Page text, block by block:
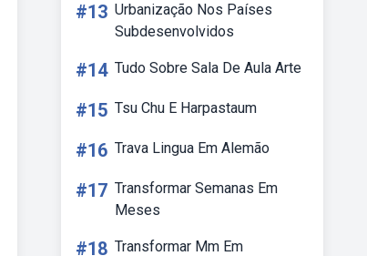
#13 Urbanização Nos Países
Subdesenvolvidos
#14 Tudo Sobre Sala De Aula Arte
#15 Tsu Chu E Harpastaum
#16 Trava Lingua Em Alemão
#17 Transformar Semanas Em
Meses
#18 Transformar Mm Em